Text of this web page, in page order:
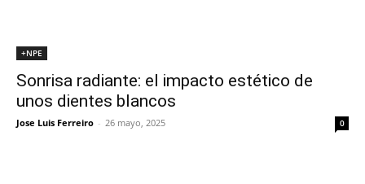
+NPE
Sonrisa radiante: el impacto estético de
unos dientes blancos
Jose Luis Ferreiro - 26 mayo, 2025 0